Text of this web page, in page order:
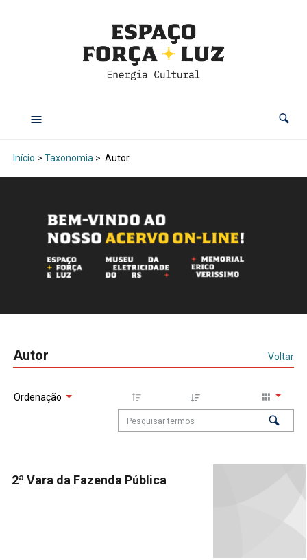
Início > Taxonomia> Autor
Autor Voltar
Ordenação
2ª Vara da Fazenda Pública